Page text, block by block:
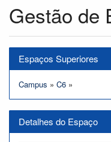
Gestão de
Espaços Superiores
Campus » C6 »
Detalhes do Espaço